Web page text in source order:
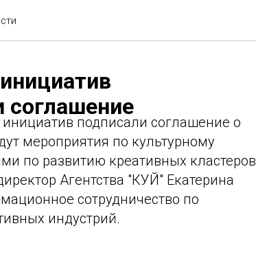
соглашение
подписали соглашение о
мероприятия по культурному
по развитию креативных кластеров
Агентства "КУЙ" Екатерина
сотрудничество по
индустрий.